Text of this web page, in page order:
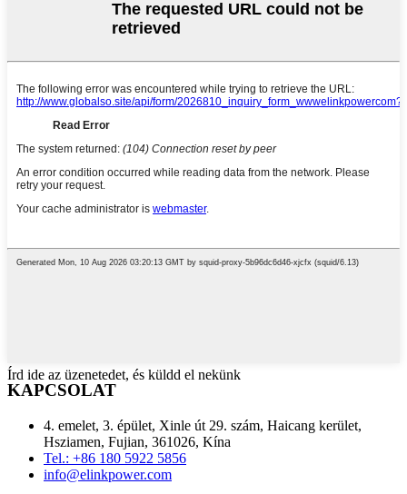
Írd ide az üzenetedet, és küldd el nekünk
KAPCSOLAT
4. emelet, 3. épület, Xinle út 29. szám, Haicang kerület,
Hsziamen, Fujian, 361026, Kína
Tel.: +86 180 5922 5856
info@elinkpower.com